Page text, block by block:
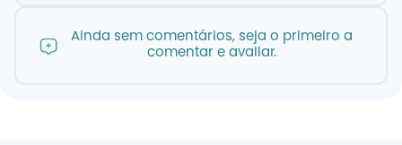
Ainda sem comentários, seja o primeiro a
comentar e avaliar.